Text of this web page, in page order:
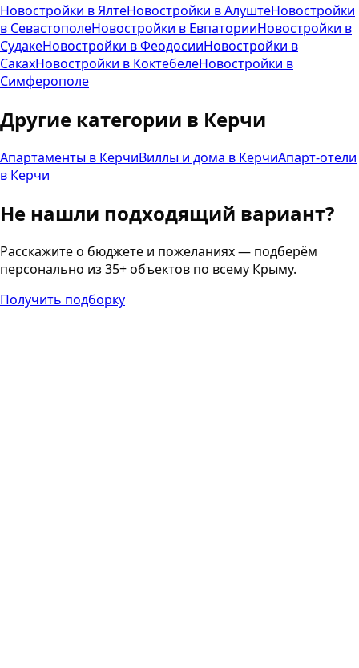
Новостройки вЯлтеНовостройки вАлуштеНовостройки
в СевастополеНовостройки в ЕвпаторииНовостройки в
СудакеНовостройки вФеодосииНовостройки в
СакахНовостройки в КоктебелеНовостройки в
Симферополе
Другие категории в Керчи
Апартаменты в КерчиВиллы и дома в КерчиАпарт-отели
в Керчи
Не нашли подходящий вариант?
Расскажите о бюджете и пожеланиях — подберём
персонально из 35+ объектов по всему Крыму.
Получить подборку